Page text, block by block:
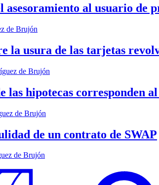
al usuario de
de Brujón
la usura de las tarjetas
de Brujón
las hipotecas corresponden
de Brujón
de un contrato de SWAP
de Brujón